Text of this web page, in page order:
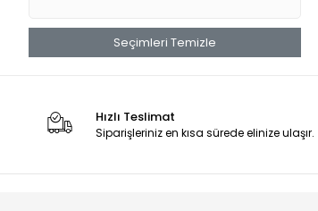
Dog Chefs
DünyaPet
Seçimleri Temizle
Hızlı Teslimat
Siparişleriniz en kısa sürede elinize ulaşır.